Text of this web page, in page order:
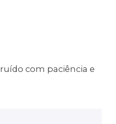
com paciência e